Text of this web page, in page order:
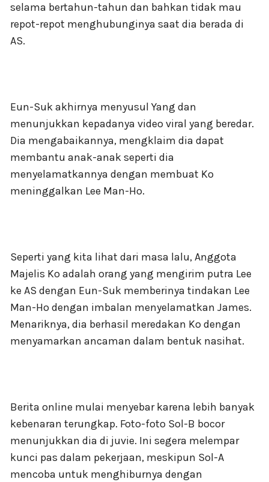
selama bertahun-tahun dan bahkan tidak mau
repot-repot menghubunginya saat dia berada di
AS.
Eun-Suk akhirnya menyusul Yang dan
menunjukkan kepadanya video viral yang beredar.
Dia mengabaikannya, mengklaim dia dapat
membantu anak-anak seperti dia
menyelamatkannya dengan membuat Ko
meninggalkan Lee Man-Ho.
Seperti yang kita lihat dari masa lalu, Anggota
Majelis Ko adalah orang yang mengirim putra Lee
ke AS dengan Eun-Suk memberinya tindakan Lee
Man-Ho dengan imbalan menyelamatkan James.
Menariknya, dia berhasil meredakan Ko dengan
menyamarkan ancaman dalam bentuk nasihat.
Berita online mulai menyebar karena lebih banyak
kebenaran terungkap. Foto-foto Sol-B bocor
menunjukkan dia di juvie. Ini segera melempar
kunci pas dalam pekerjaan, meskipun Sol-A
mencoba untuk menghiburnya dengan